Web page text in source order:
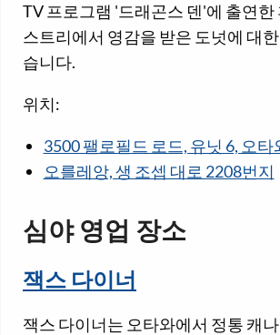
TV 프로그램 '드래곤스 덴'에 출연한
스트리에서 영감을 받은 도넛에 대
습니다.
위치:
3500 팰로필드 로드, 유닛 6, 오타
오를레앙, 생 조셉 대로 2208번지
심야 영업 장소
잭스 다이너
잭스 다이너는 오타와에서 정통 캐